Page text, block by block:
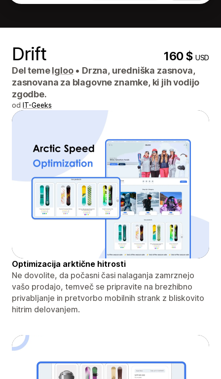
Drift 160 $USD
Del temeIgloo • Drzna, uredniška zasnova,
zasnovana za blagovne znamke, ki jih vodijo
zgodbe.
od IT-Geeks
Optimizacija arktične hitrosti
Ne dovolite, da počasni časi nalaganja zamrznejo
vašo prodajo, temveč se pripravite na brezhibno
privabljanje in pretvorbo mobilnih strank z bliskovito
hitrim delovanjem.